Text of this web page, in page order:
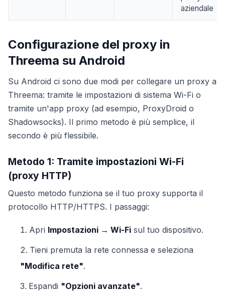
aziendale
Configurazione del proxy in
Threema su Android
Su Android ci sono due modi per collegare un proxy a
Threema: tramite le impostazioni di sistema Wi-Fi o
tramite un'app proxy (ad esempio, ProxyDroid o
Shadowsocks). Il primo metodo è più semplice, il
secondo è più flessibile.
Metodo 1: Tramite impostazioni Wi-Fi
(proxy HTTP)
Questo metodo funziona se il tuo proxy supporta il
protocollo HTTP/HTTPS. I passaggi:
Apri Impostazioni → Wi-Fi sul tuo dispositivo.
Tieni premuta la rete connessa e seleziona
"Modifica rete".
Espandi "Opzioni avanzate".